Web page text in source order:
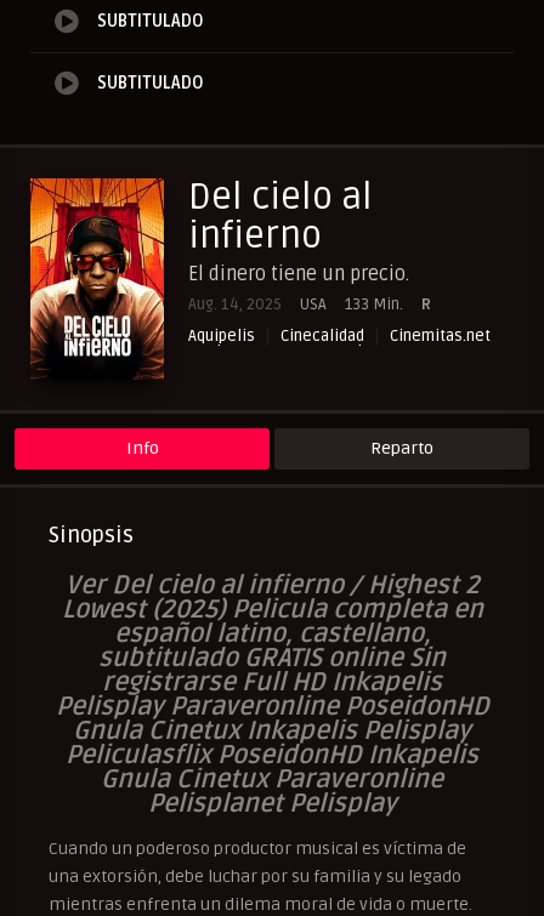
SUBTITULADO
SUBTITULADO
Del cielo al
infierno
El dinero tiene un precio.
Aug. 14, 2025 USA 133 Min.
R
Aquipelis
Cinecalidad
Cinemitas.net
Crimen
Cuevana3.vip
Peliculas Subtituladas
Peliculasflix
Pelisflix
Pelishouse
Pelismart
RepelisHD.TV
Suspense
UltraPelisHD
Info Reparto
Sinopsis
Ver Del cielo al infierno / Highest 2
Lowest (2025) Pelicula completa en
español latino, castellano,
subtitulado GRATIS online Sin
registrarse Full HD Inkapelis
Pelisplay Paraveronline PoseidonHD
Gnula Cinetux Inkapelis Pelisplay
Peliculasflix PoseidonHD Inkapelis
Gnula Cinetux Paraveronline
Pelisplanet Pelisplay
Cuando un poderoso productor musical es víctima de
una extorsión, debe luchar por su familia y su legado
mientras enfrenta un dilema moral de vida o muerte.